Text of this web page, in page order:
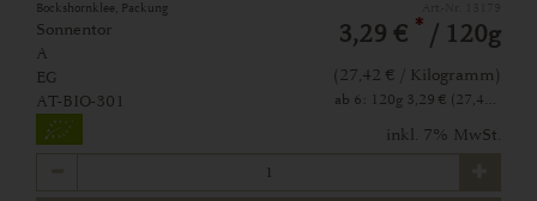
Bockshornklee, Packung
Sonnentor
A
EG
AT-BIO-301
3,29 € * / 120g
(27,42 € / Kilogramm)
ab 6: 120g 3,29 € (27,42 € / Kilogramm)
inkl. 7% MwSt.